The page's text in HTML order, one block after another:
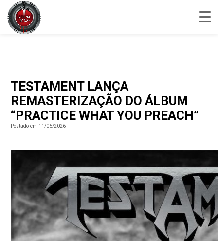
TESTAMENT LANÇA
REMASTERIZAÇÃO DO ÁLBUM
“PRACTICE WHAT YOU PREACH”
Postado em 11/05/2026